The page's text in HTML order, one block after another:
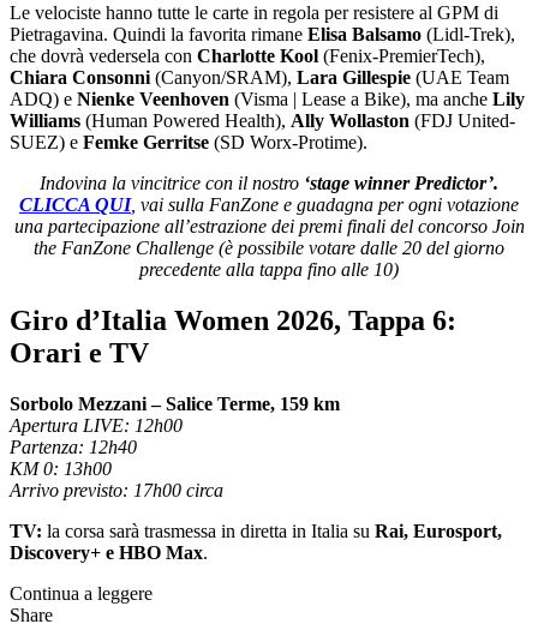
Le velociste hanno tutte le carte in regola per resistere al GPM di
Pietragavina. Quindi la favorita rimane Elisa Balsamo (Lidl-Trek),
che dovrà vedersela con Charlotte Kool (Fenix-PremierTech),
Chiara Consonni (Canyon/SRAM), Lara Gillespie (UAE Team
ADQ) e Nienke Veenhoven (Visma | Lease a Bike), ma anche Lily
Williams (Human Powered Health), Ally Wollaston (FDJ United-
SUEZ) e Femke Gerritse (SD Worx-Protime).
Indovina la vincitrice con il nostro ‘stage winner Predictor’.
CLICCA QUI, vai sulla FanZone e guadagna per ogni votazione
una partecipazione all’estrazione dei premi finali del concorso Join
the FanZone Challenge (è possibile votare dalle 20 del giorno
precedente alla tappa fino alle 10)
Giro d’Italia Women 2026, Tappa 6:
Orari e TV
Sorbolo Mezzani – Salice Terme, 159 km
Apertura LIVE: 12h00
Partenza: 12h40
KM 0: 13h00
Arrivo previsto: 17h00 circa
TV: la corsa sarà trasmessa in diretta in Italia su Rai, Eurosport,
Discovery+ e HBO Max.
Continua a leggere
Share